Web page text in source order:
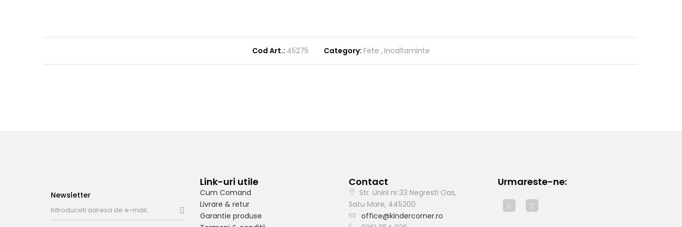
Cod Art.: 45275 Category: Fete Incaltaminte
Newsletter
Link-uri utile
Cum Comand
Livrare & retur
Garantie produse
Contact
Str. Unirii nr.33 Negresti Oas,
Satu Mare, 445200
office@kindercorner.ro
Urmareste-ne: